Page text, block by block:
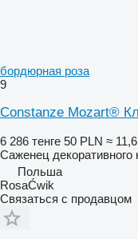
бордюрная роза
9
Constanze Mozart®
6 286 тенге 50 PLN ≈
Саженец декоративного
Польша
RosaĆwik
Связаться с продавцом